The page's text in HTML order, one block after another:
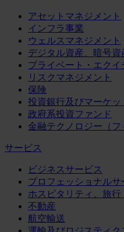
アセットマネジメント
インフラ事業
ウェルスマネジメント
デジタル資産、暗号資
プライベート・エクイ
リスクマネジメント
保険
投資銀行及びマーケッ
政府系投資ファンド
金融テクノロジー（フ
サービス
ビジネスサービス
プロフェッショナルサ
ホスピタリティ、旅行
不動産
航空輸送